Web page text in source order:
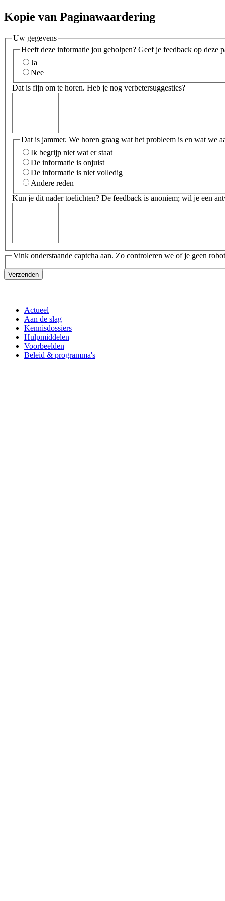
Kopie van Paginawaardering
Uw gegevens
Heeft deze informatie jou geholpen? Geef je feedback op deze
Ja
Nee
Dat is fijn om te horen. Heb je nog verbetersuggesties?
Dat is jammer. We horen graag wat het probleem is en wat we
Ik begrijp niet wat er staat
De informatie is onjuist
De informatie is niet volledig
Andere reden
Kun je dit nader toelichten? De feedback is anoniem; wil je een
Vink onderstaande captcha aan. Zo controleren we of je geen
Verzenden
Actueel
Aan de slag
Kennisdossiers
Hulpmiddelen
Voorbeelden
Beleid & programma's